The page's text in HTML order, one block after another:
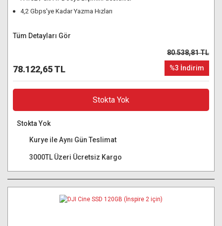
4,2 Gbps'ye Kadar Yazma Hızları
Tüm Detayları Gör
78.122,65 TL
80.538,81 TL
%3 İndirim
Stokta Yok
Stokta Yok
Kurye ile Aynı Gün Teslimat
3000TL Üzeri Ücretsiz Kargo